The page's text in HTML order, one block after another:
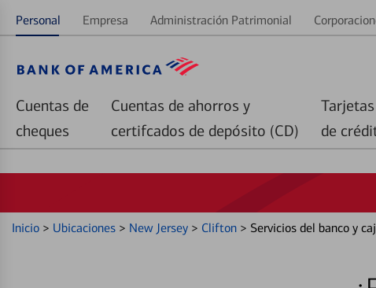
Personal Empresa Administración Patrimonial
Cuentas de
cheques
Cuentas de ahorros y
certifcados de depósito (CD)
Tarjetas
de
Inicio > Ubicaciones > New Jersey > Clifton > Servicios del banco y